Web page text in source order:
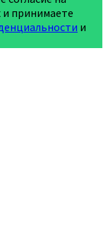
принимаете
и